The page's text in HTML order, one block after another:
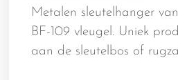
Metalen sleutelhanger
BF-109 vleugel. Uniek
aan de sleutelbos of